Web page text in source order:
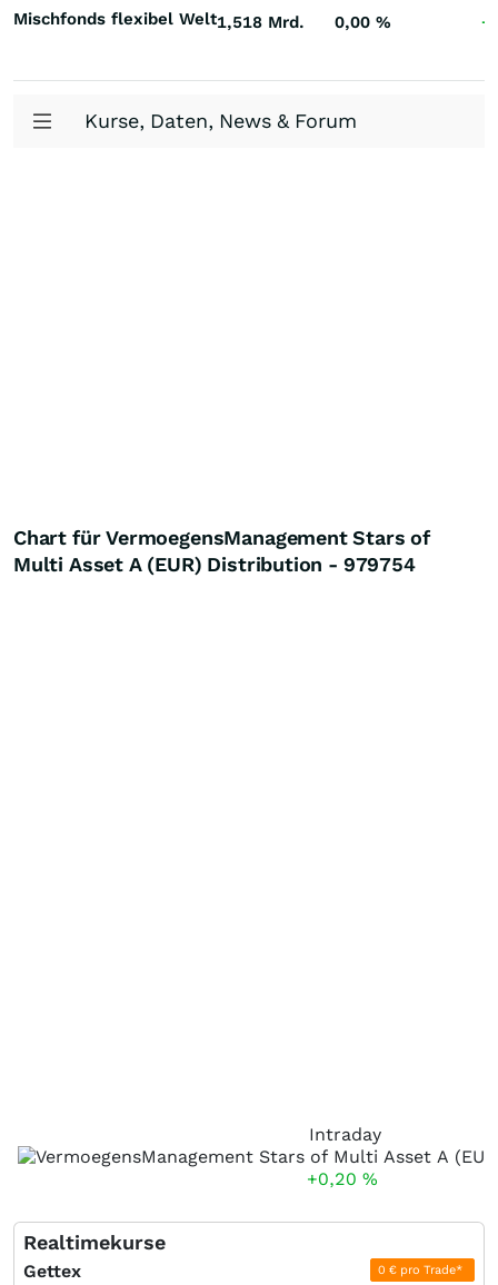
Mischfonds flexibel Welt1,518 Mrd. 0,00 %
Kurse, Daten, News & Forum
Chart für VermoegensManagement Stars of
Multi Asset A (EUR) Distribution - 979754
Intraday
+0,20 %
Realtimekurse
Gettex 0 € pro Trade*